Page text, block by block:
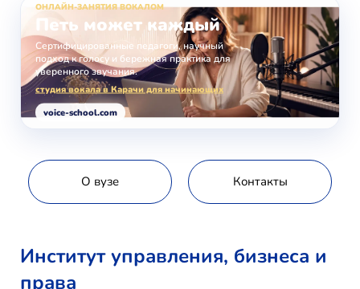
ОНЛАЙН-ЗАНЯТИЯ ВОКАЛОМ
Петь может каждый
Сертифицированные педагоги, научный
подход к голосу и бережная практика для
уверенного звучания.
студия вокала в Карачи для начинающих
voice-school.com
О вузе Контакты
Институт управления, бизнеса и
права